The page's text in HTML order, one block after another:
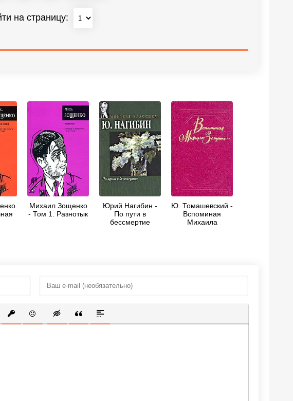
на страницу:
Михаил Зощенко
- Том 1. Разнотык
Юрий Нагибин -
По пути в
бессмертие
Ю. Томашевский -
Вспоминая
Михаила
СПИСОК
ССЫЛКУ
ВСТАВИТЬ ЗАЩИЩЕННУЮ ССЫЛКУ
ВСТАВИТЬ СМАЙЛИК
ВСТАВКА СКРЫТОГО ТЕКСТА
ВСТАВКА ЦИТАТЫ
ВСТАВКА СПОЙЛЕРА